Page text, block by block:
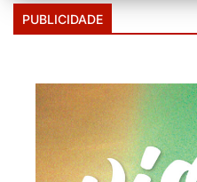
PUBLICIDADE